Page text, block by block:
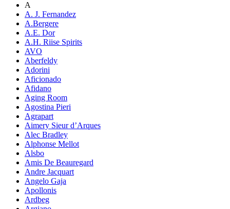
A
A. J. Fernandez
A.Bergere
A.E. Dor
A.H. Riise Spirits
AVO
Aberfeldy
Adorini
Aficionado
Afidano
Aging Room
Agostina Pieri
Agrapart
Aimery Sieur d’Arques
Alec Bradley
Alphonse Mellot
Alsbo
Amis De Beauregard
Andre Jacquart
Angelo Gaja
Apollonis
Ardbeg